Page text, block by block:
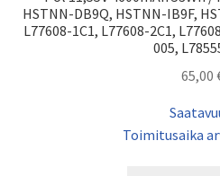
HSTNN-DB9Q, HSTNN-IB9F,
L77608-1C1, L77608-2C1,
005,
65,00
Toimitusaika